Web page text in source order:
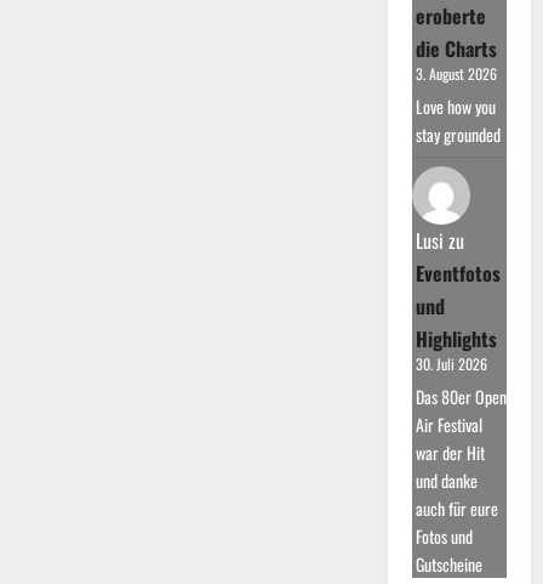
eroberte
die Charts
3. August 2026
Love how you
stay grounded
Lusi zu
Eventfotos
und
Highlights
30. Juli 2026
Das 80er Open
Air Festival
war der Hit
und danke
auch für eure
Fotos und
Gutscheine